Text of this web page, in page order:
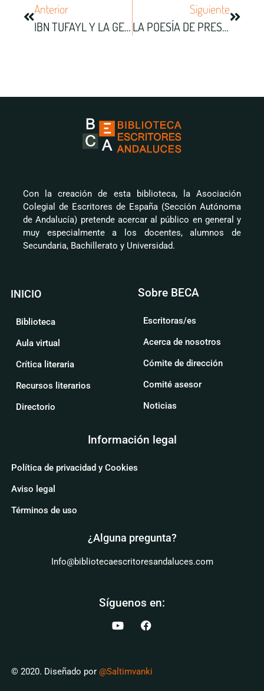
Anterior
IBN TUFAYL Y LA GENEALOGÍADE LA LIBERTAD DE PENSAR(hacia Una Reconfiguración De La Razón Pura)
Siguiente
LA POESÍA DE PRESINA PEREIRO O LA MEMORIA COMO FORMA DEL AGUA
Con la creación de esta biblioteca, la Asociación
Colegial de Escritores de España (Sección Autónoma
de Andalucía) pretende acercar al público en general y
muy especialmente a los docentes, alumnos de
Secundaria, Bachillerato y Universidad.
INICIO
Biblioteca
Aula virtual
Crítica literaria
Recursos literarios
Directorio
Sobre BECA
Escritoras/es
Acerca de nosotros
Cómite de dirección
Comité asesor
Noticias
Información legal
Política de privacidad y Cookies
Aviso legal
Términos de uso
¿Alguna pregunta?
Info@bibliotecaescritoresandaluces.com
© 2020. Diseñado por @Saltimvanki
Síguenos en: